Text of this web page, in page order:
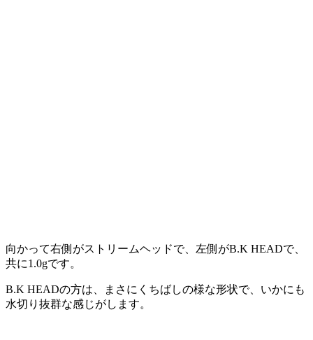
向かって右側がストリームヘッドで、左側がB.K HEADで、
共に1.0gです。
B.K HEADの方は、まさにくちばしの様な形状で、いかにも
水切り抜群な感じがします。